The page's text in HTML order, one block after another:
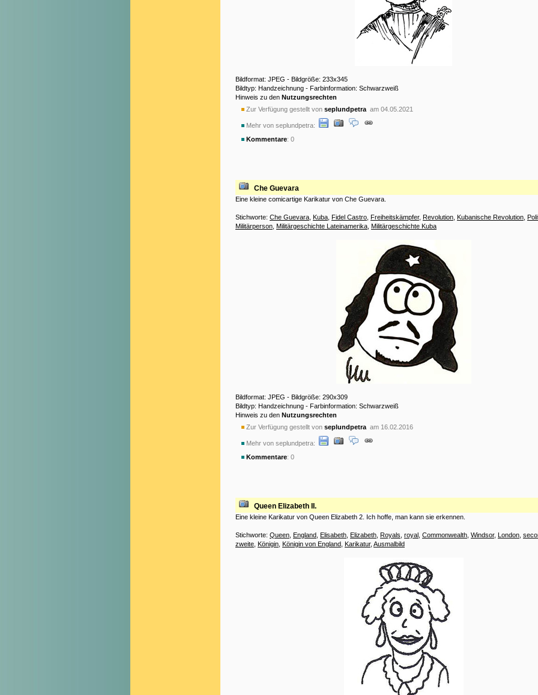
Bildformat: JPEG - Bildgröße: 233x345
Bildtyp: Handzeichnung - Farbinformation: Schwarzweiß
Hinweis zu den Nutzungsrechten
Zur Verfügung gestellt von seplundpetra am 04.05.2021
Mehr von seplundpetra:
Kommentare: 0
Che Guevara
Eine kleine comicartige Karikatur von Che Guevara.
Stichworte: Che Guevara Kuba Fidel Castro Freiheitskämpfer, Revolution Kubanische Revolution
Militärperson Militärgeschichte Lateinamerika Militärgeschichte Kuba
Bildformat: JPEG - Bildgröße: 290x309
Bildtyp: Handzeichnung - Farbinformation: Schwarzweiß
Hinweis zu den Nutzungsrechten
Zur Verfügung gestellt von seplundpetra am 16.02.2016
Mehr von seplundpetra:
Kommentare: 0
Queen Elizabeth II.
Eine kleine Karikatur von Queen Elizabeth 2. Ich hoffe, man kann sie erkennen.
Stichworte: Queen England Elisabeth Elizabeth Royals royal Commonwealth Windsor, London
zweite Königin Königin von England Karikatur, Ausmalbild